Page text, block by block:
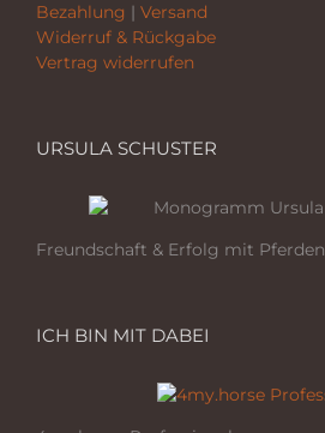
Bezahlung | Versand
Widerruf & Rückgabe
Vertrag widerrufen
URSULA SCHUSTER
Freundschaft & Erfolg mit Pferden
ICH BIN MIT DABEI